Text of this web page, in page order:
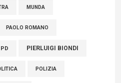
MUNDA
PAOLO ROMANO
PD PIERLUIGI BIONDI
POLIZIA